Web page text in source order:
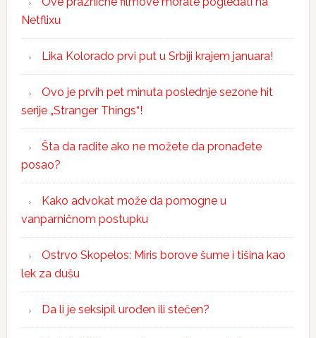
Netflixu
Lika Kolorado prvi put u Srbiji krajem januara!
Ovo je prvih pet minuta poslednje sezone hit
serije „Stranger Things“!
Šta da radite ako ne možete da pronađete
posao?
Kako advokat može da pomogne u
vanparničnom postupku
Ostrvo Skopelos: Miris borove šume i tišina kao
lek za dušu
Da li je seksipil urođen ili stečen?